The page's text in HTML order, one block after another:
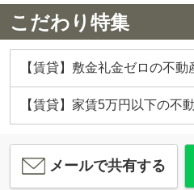
こだわり特集
【賃貸】敷金礼金ゼロの不動
【賃貸】家賃5万円以下の不
メールで共有する